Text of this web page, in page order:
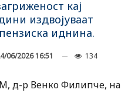
кај
издвојуваат
иднина.
06/2026 16:51 134
д-р Венко Филипче, на